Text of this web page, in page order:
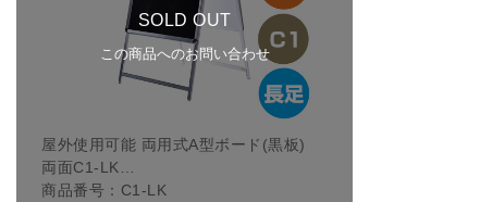
SOLD OUT
この商品へのお問い合わせ
屋外使用可能 両用式A型ボード(黒板)
両面C1-LK…
商品番号：C1-LK